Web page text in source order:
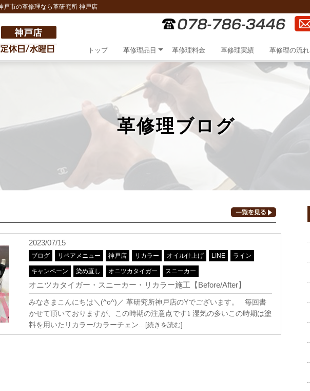
戸市の革修理なら革研究所 神戸店
トップ 革修理品目 革修理料金 革修理実績 革修理の流れ
革修理ブログ
2023/07/15
ブログ リペアメニュー 神戸店 リカラー オイル仕上げ LINE ライン
キャンペーン 染め直し オニツカタイガー スニーカー
オニツカタイガー・スニーカー・リカラー施工【Before/After】
みなさまこんにちは＼(^o^)／ 革研究所神戸店のYでございます。 毎回書
かせて頂いておりますが、この時期の注意点です⤵ 湿気の多いこの時期は塗
料を用いたリカラー/カラーチェン…[続きを読む]